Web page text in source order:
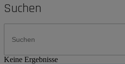
Suchen
Keine Ergebnisse